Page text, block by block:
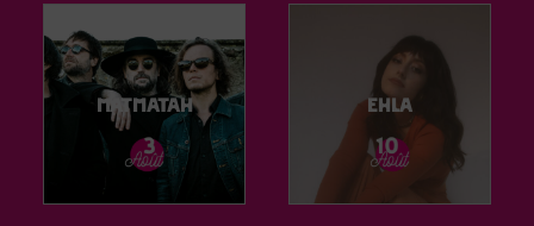
Matmatah Ehla